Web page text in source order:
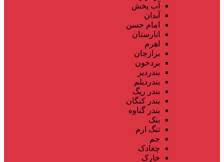
آب پخش
آبدان
امام حسن
انارستان
اهرم
برازجان
بردخون
بندردیر
بندردیلم
بندر ریگ
بندر کنگان
بندر گناوه
بنک
تنگ ارم
جم
چغادک
خارک